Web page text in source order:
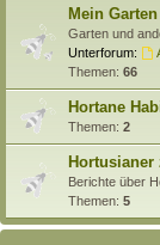
Mein
Garten und
Unterforum:
Themen: 66
Hortane
Themen: 2
Berichte über
Themen: 5